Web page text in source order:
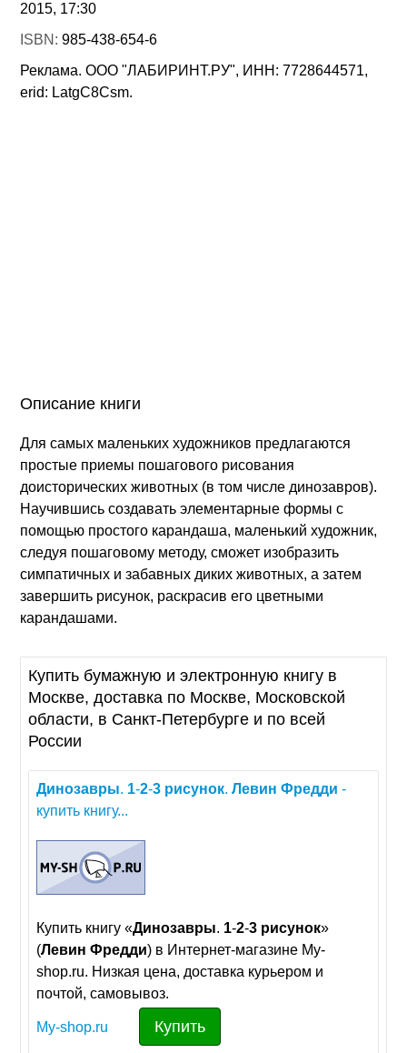
2015, 17:30
ISBN:985-438-654-6
Реклама. ООО "ЛАБИРИНТ.РУ", ИНН: 7728644571,
erid: LatgC8Csm.
Описание книги
Для самых маленьких художников предлагаются
простые приемы пошагового рисования
доисторических животных (в том числе динозавров).
Научившись создавать элементарные формы с
помощью простого карандаша, маленький художник,
следуя пошаговому методу, сможет изобразить
симпатичных и забавных диких животных, а затем
завершить рисунок, раскрасив его цветными
карандашами.
Купить бумажную и электронную книгу в
Москве, доставка по Москве, Московской
области, в Санкт-Петербурге и по всей
России
Динозавры. 1-2-3 рисунок.Левин Фредди -
купить книгу...
Купить книгу «Динозавры. 1-2-3 рисунок»
(Левин Фредди) в Интернет-магазине My-
shop.ru. Низкая цена, доставка курьером и
почтой, самовывоз.
My-shop.ru Купить